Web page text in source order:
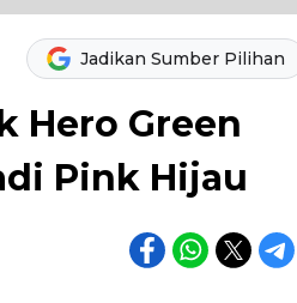
Jadikan Sumber Pilihan
Hero Green
Pink Hijau